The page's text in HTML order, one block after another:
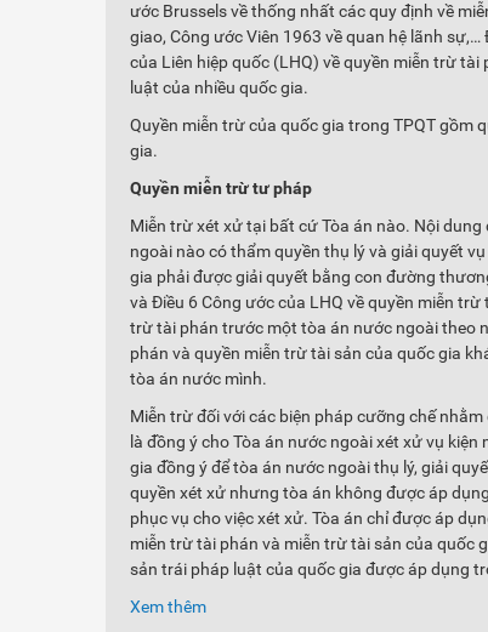
ước Brussels về thống nhất các quy định về
giao, Công ước Viên 1963 về quan hệ lãnh
của Liên hiệp quốc (LHQ) về quyền miễn trừ
luật của nhiều quốc gia.
Quyền miễn trừ của quốc gia trong TPQT gồm
gia.
Quyền miễn trừ tư pháp
Miễn trừ xét xử tại bất cứ Tòa án nào. Nội
ngoài nào có thẩm quyền thụ lý và giải quyết
gia phải được giải quyết bằng con đường
và Điều 6 Công ước của LHQ về quyền miễn
trừ tài phán trước một tòa án nước ngoài theo
phán và quyền miễn trừ tài sản của quốc gia
tòa án nước mình.
Miễn trừ đối với các biện pháp cưỡng chế
là đồng ý cho Tòa án nước ngoài xét xử vụ
gia đồng ý để tòa án nước ngoài thụ lý, giải
quyền xét xử nhưng tòa án không được áp
phục vụ cho việc xét xử. Tòa án chỉ được áp
miễn trừ tài phán và miễn trừ tài sản của quốc
sản trái pháp luật của quốc gia được áp dụng
Xem thêm